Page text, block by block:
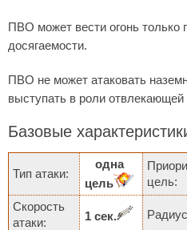
ПВО может вести огонь только
досягаемости.
ПВО не может атаковать
выступать в роли отвлекающей
Базовые
Тип атаки:
одна
цель
цель:
Скорость
атаки:
1 сек.